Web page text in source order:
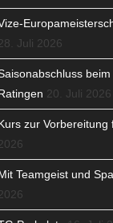
Juli 2026
beim
20. Juli 2026
zur
Teamgeist und